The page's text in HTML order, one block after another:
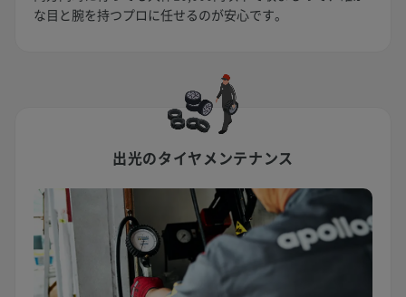
な目と腕を持つプロに任せるのが安心です。
出光のタイヤメンテナンス